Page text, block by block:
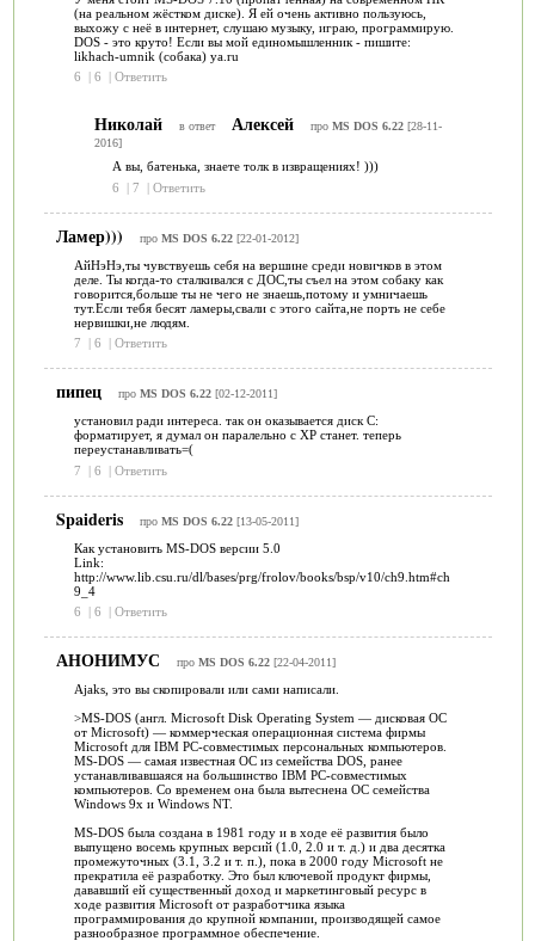
(на реальном жёстком диске). Я ей очень активно пользуюсь,
выхожу с неё в интернет, слушаю музыку, играю, программирую.
DOS - это круто! Если вы мой единомышленник - пишите:
likhach-umnik (собака) ya.ru
6
| 6 | Ответить
Николай в ответ Алексей про MS DOS 6.22[28-11-
2016]
А вы, батенька, знаете толк в извращениях! )))
6
| 7 | Ответить
Ламер))) про MS DOS 6.22[22-01-2012]
АйНэНэ,ты чувствуешь себя на вершине среди новичков в этом
деле. Ты когда-то сталкивался с ДОС,ты съел на этом собаку как
говорится,больше ты не чего не знаешь,потому и умничаешь
тут.Если тебя бесят ламеры,свали с этого сайта,не порть не себе
нервишки,не людям.
7
| 6 | Ответить
пипец про MS DOS 6.22[02-12-2011]
установил ради интереса. так он оказывается диск С:
форматирует, я думал он паралельно с XP станет. теперь
переустанавливать=(
7
| 6 | Ответить
Spaideris про MS DOS 6.22[13-05-2011]
Как установить MS-DOS версии 5.0
Link:
http://www.lib.csu.ru/dl/bases/prg/frolov/books/bsp/v10/ch9.htm#ch
9_4
6
| 6 | Ответить
АНОНИМУС про MS DOS 6.22[22-04-2011]
Ajaks, это вы скопировали или сами написали.
>MS-DOS (англ. Microsoft Disk Operating System — дисковая ОС
от Microsoft) — коммерческая операционная система фирмы
Microsoft для IBM PC-совместимых персональных компьютеров.
MS-DOS — самая известная ОС из семейства DOS, ранее
устанавливавшаяся на большинство IBM PC-совместимых
компьютеров. Со временем она была вытеснена ОС семейства
Windows 9x и Windows NT.
MS-DOS была создана в 1981 году и в ходе её развития было
выпущено восемь крупных версий (1.0, 2.0 и т. д.) и два десятка
промежуточных (3.1, 3.2 и т. п.), пока в 2000 году Microsoft не
прекратила её разработку. Это был ключевой продукт фирмы,
дававший ей существенный доход и маркетинговый ресурс в
ходе развития Microsoft от разработчика языка
программирования до крупной компании, производящей самое
разнообразное программное обеспечение.